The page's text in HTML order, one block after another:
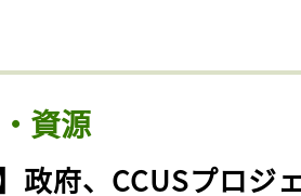
資源
政府、CCUSプロジ